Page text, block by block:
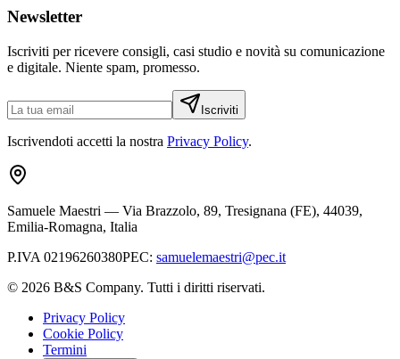
Newsletter
Iscriviti per ricevere consigli, casi studio e novità su comunicazione
e digitale. Niente spam, promesso.
Iscriviti
Iscrivendoti accetti la nostra Privacy Policy.
Samuele Maestri — Via Brazzolo, 89, Tresignana (FE), 44039,
Emilia-Romagna, Italia
P.IVA 02196260380PEC: samuelemaestri@pec.it
© 2026 B&S Company. Tutti i diritti riservati.
Privacy Policy
Cookie Policy
Termini